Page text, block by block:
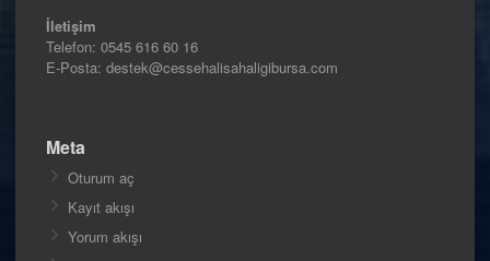
İletişim
Telefon: 0545 616 60 16
E-Posta: destek@cessehalisahaligibursa.com
Meta
Oturum aç
Kayıt akışı
Yorum akışı